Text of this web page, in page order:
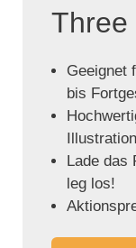
Three
Geeignet
bis
Lade das
leg los!